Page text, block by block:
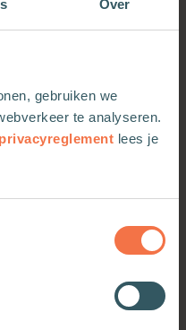
Over
gebruiken we
te analyseren.
privacyreglement lees je
Goed voor de geest
Meer informatie